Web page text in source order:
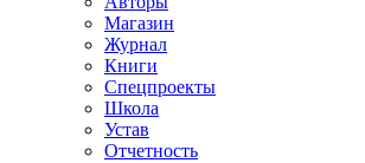
Магазин
Журнал
Книги
Спецпроекты
Школа
Устав
Отчетность